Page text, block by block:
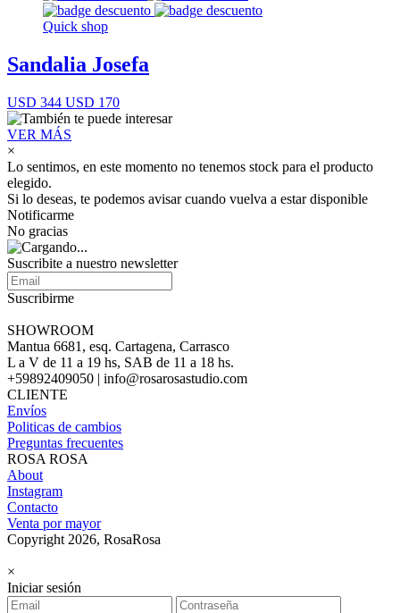
Quick shop
Sandalia Josefa
USD 344 USD 170
VER MÁS
×
Lo sentimos, en este momento no tenemos stock para el producto
elegido.
Si lo deseas, te podemos avisar cuando vuelva a estar disponible
Notificarme
No gracias
Suscribite a nuestro newsletter
Suscribirme
SHOWROOM
Mantua 6681, esq. Cartagena, Carrasco
L a V de 11 a 19 hs, SAB de 11 a 18 hs.
+59892409050 | info@rosarosastudio.com
CLIENTE
Envíos
Politicas de cambios
Preguntas frecuentes
ROSA ROSA
About
Instagram
Contacto
Venta por mayor
Copyright 2026, RosaRosa
×
Iniciar sesión